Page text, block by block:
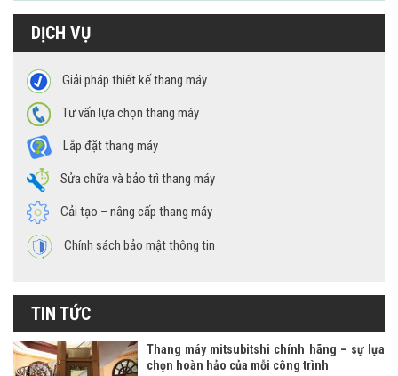
DỊCH VỤ
Giải pháp thiết kế thang máy
Tư vấn lựa chọn thang máy
Lắp đặt thang máy
Sửa chữa và bảo trì thang máy
Cải tạo – nâng cấp thang máy
Chính sách bảo mật thông tin
TIN TỨC
Thang máy mitsubitshi chính hãng – sự lựa
chọn hoàn hảo của mỗi công trình